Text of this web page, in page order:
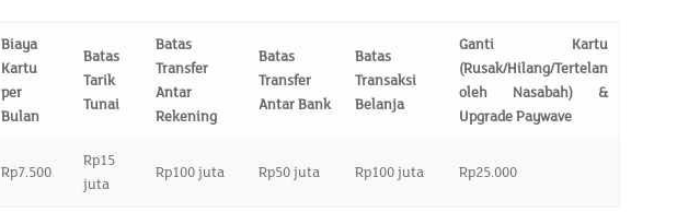
Biaya
Kartu
per
Bulan
Batas
Tarik
Tunai
Batas
Transfer
Antar
Rekening
Batas
Transfer
Antar Bank
Batas
Transaksi
Belanja
Ganti Kartu
(Rusak/Hilang/Tertelan
oleh Nasabah) &
Upgrade Paywave
Rp7.500
Rp15
juta
Rp100 juta Rp50 juta Rp100 juta Rp25.000